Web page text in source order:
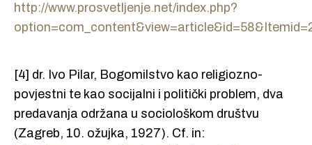
http://www.prosvetljenje.net/index.php?
[4] dr. Ivo Pilar, Bogomilstvo kao religiozno-
povjestni te kao socijalni i politički problem, dva
predavanja održana u sociološkom društvu
(Zagreb, 10. ožujka, 1927). Cf. in: